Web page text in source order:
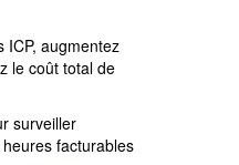
ICP, augmentez
le coût total de
surveiller
facturables